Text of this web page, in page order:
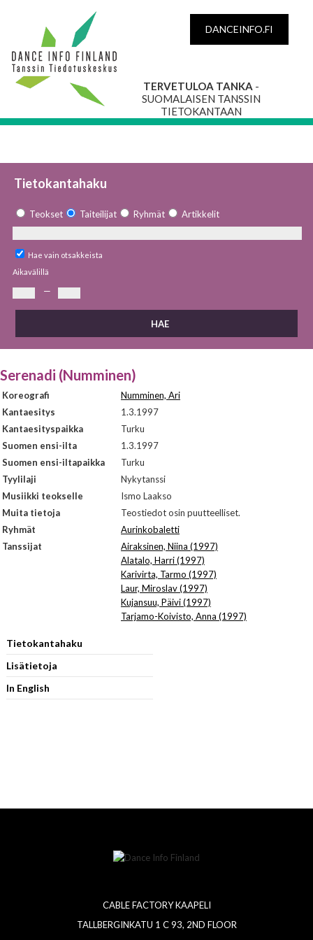
DANCEINFO.FI
TERVETULOA TANKA -
SUOMALAISEN TANSSIN
TIETOKANTAAN
Tietokantahaku
Teokset Taiteilijat Ryhmät Artikkelit
Hae vain otsakkeista
Aikavälillä
—
Serenadi (Numminen)
Koreografi
Numminen, Ari
Kantaesitys
1.3.1997
Kantaesityspaikka
Turku
Suomen ensi-ilta
1.3.1997
Suomen ensi-iltapaikka
Turku
Tyylilaji
Nykytanssi
Musiikki teokselle
Ismo Laakso
Muita tietoja
Teostiedot osin puutteelliset.
Ryhmät
Aurinkobaletti
Tanssijat
Airaksinen, Niina (1997)
Alatalo, Harri (1997)
Karivirta, Tarmo (1997)
Laur, Miroslav (1997)
Kujansuu, Päivi (1997)
Tarjamo-Koivisto, Anna (1997)
Tietokantahaku
Lisätietoja
In English
CABLE FACTORY KAAPELI
TALLBERGINKATU 1 C 93, 2ND FLOOR